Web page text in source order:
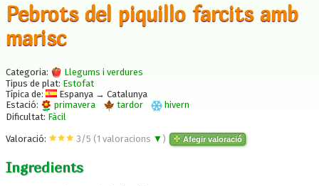
Pebrots del piquillo farcits amb
marisc
Categoria:
Llegums i verdures
Tipus de plat: Estofat
Típica de:
Espanya → Catalunya
Estació:
primavera tardor
hivern
Dificultat: Fàcil
Valoració: 3 /5 (1 valoracions ▼ ) Afegir valoració
Ingredients